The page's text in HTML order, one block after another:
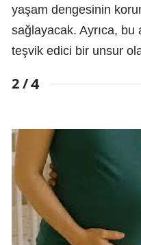
yaşam dengesinin
sağlayacak. Ayrıca, bu
teşvik edici bir unsur
2 /4